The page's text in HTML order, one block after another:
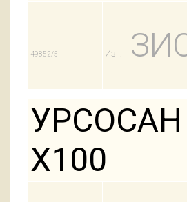
49852/5 Изг:
Х100